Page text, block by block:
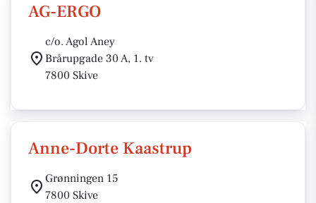
AG-ERGO
c/o. Agol Aney
Brårupgade 30 A, 1. tv
7800 Skive
Anne-Dorte Kaastrup
Grønningen 15
7800 Skive